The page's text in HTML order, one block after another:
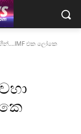
එක ලෝකෙ